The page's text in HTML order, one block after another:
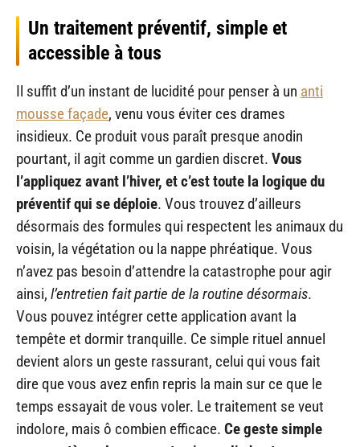
Un traitement préventif, simple et
accessible à tous
Il suffit d’un instant de lucidité pour penser à un anti
mousse façade, venu vous éviter ces drames
insidieux. Ce produit vous paraît presque anodin
pourtant, il agit comme un gardien discret. Vous
l’appliquez avant l’hiver, et c’est toute la logique du
préventif qui se déploie. Vous trouvez d’ailleurs
désormais des formules qui respectent les animaux du
voisin, la végétation ou la nappe phréatique. Vous
n’avez pas besoin d’attendre la catastrophe pour agir
ainsi, l’entretien fait partie de la routine désormais.
Vous pouvez intégrer cette application avant la
tempête et dormir tranquille. Ce simple rituel annuel
devient alors un geste rassurant, celui qui vous fait
dire que vous avez enfin repris la main sur ce que le
temps essayait de vous voler. Le traitement se veut
indolore, mais ô combien efficace. Ce geste simple